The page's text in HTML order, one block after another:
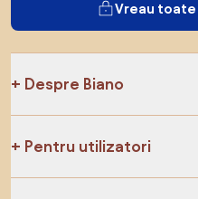
Vreau
Despre Biano
Pentru utilizatori